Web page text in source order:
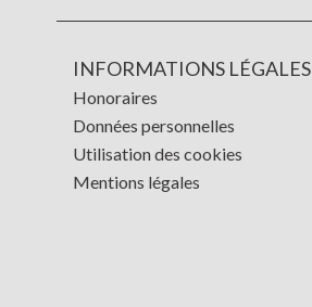
INFORMATIONS LÉGALES
Honoraires
Données personnelles
Utilisation des cookies
Mentions légales